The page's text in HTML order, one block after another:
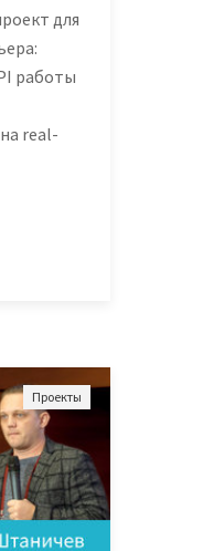
для
работы
real-
Проекты